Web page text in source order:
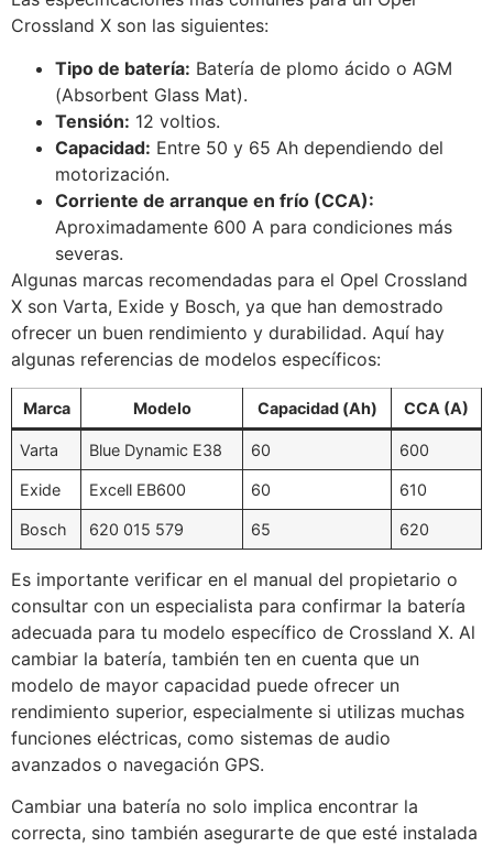
Crossland X son las siguientes:
Tipo de batería: Batería de plomo ácido o AGM
(Absorbent Glass Mat).
Tensión: 12 voltios.
Capacidad: Entre 50 y 65 Ah dependiendo del
motorización.
Corriente de arranque en frío (CCA):
Aproximadamente 600 A para condiciones más
severas.
Algunas marcas recomendadas para el Opel Crossland
X son Varta, Exide y Bosch, ya que han demostrado
ofrecer un buen rendimiento y durabilidad. Aquí hay
algunas referencias de modelos específicos:
Marca Modelo Capacidad (Ah) CCA (A)
Varta Blue Dynamic E38 60 600
Exide Excell EB600 60 610
Bosch 620 015 579 65 620
Es importante verificar en el manual del propietario o
consultar con un especialista para confirmar la batería
adecuada para tu modelo específico de Crossland X. Al
cambiar la batería, también ten en cuenta que un
modelo de mayor capacidad puede ofrecer un
rendimiento superior, especialmente si utilizas muchas
funciones eléctricas, como sistemas de audio
avanzados o navegación GPS.
Cambiar una batería no solo implica encontrar la
correcta, sino también asegurarte de que esté instalada